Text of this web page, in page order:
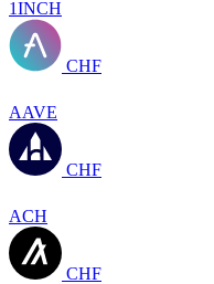
1INCH
CHF
AAVE
CHF
ACH
CHF